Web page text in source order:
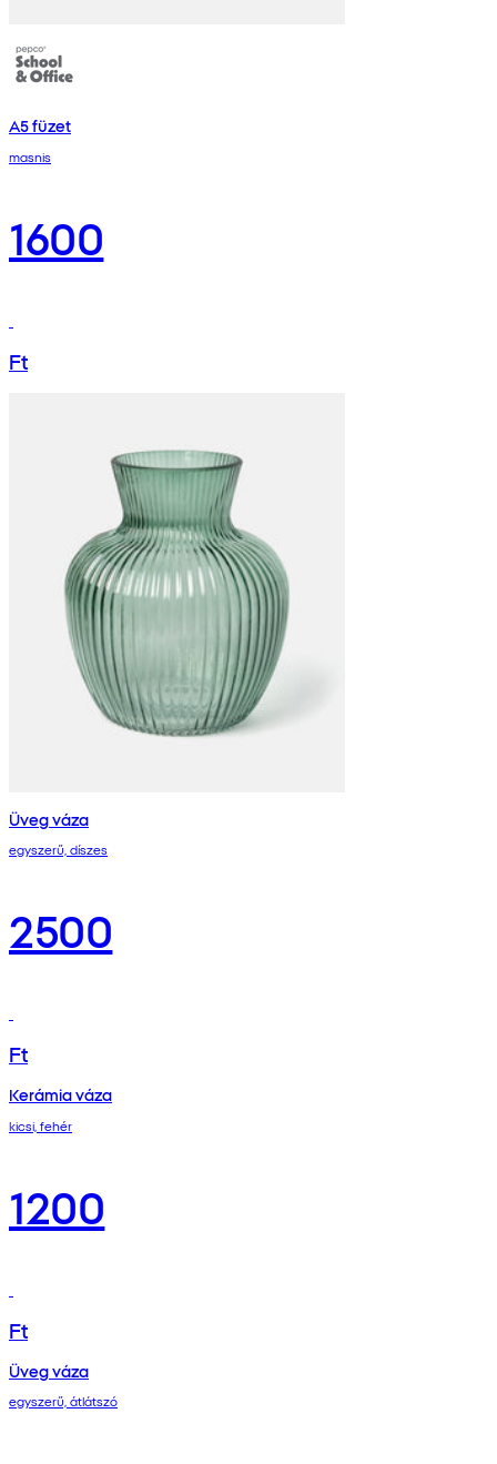
A5 füzet
masnis
1600
Ft
Üveg váza
egyszerű, díszes
2500
Ft
Kerámia váza
kicsi, fehér
1200
Ft
Üveg váza
egyszerű, átlátszó